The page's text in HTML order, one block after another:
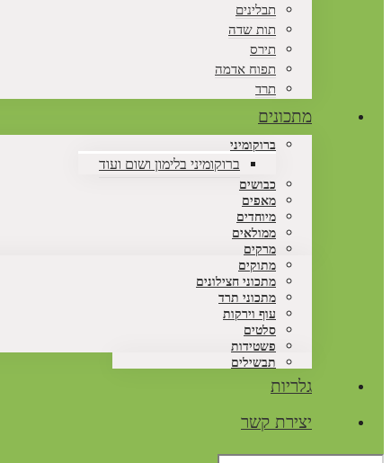
תבלינים
תות שדה
תירס
תפוח אדמה
תרד
מתכונים
ברוקומיני
ברוקומיני בלימון ושום ועוד
כבושים
מאפים
מיוחדים
ממולאים
מרקים
מתוקים
מתכוני חצילונים
מתכוני תרד
עוף וירקות
סלטים
פשטידות
תבשילים
גלריות
יצירת קשר